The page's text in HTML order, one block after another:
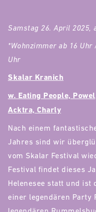
Samstag 26. April 2025,
*Wohnzimmer ab 16 Uhr
Uhr
Skalar Kranich
w. Eating People,
Acktra, Charly
Nach einem
Jahres sind wir
vom Skalar Festival
Festival findet dieses
Helenesee statt und ist
einer legendären Party